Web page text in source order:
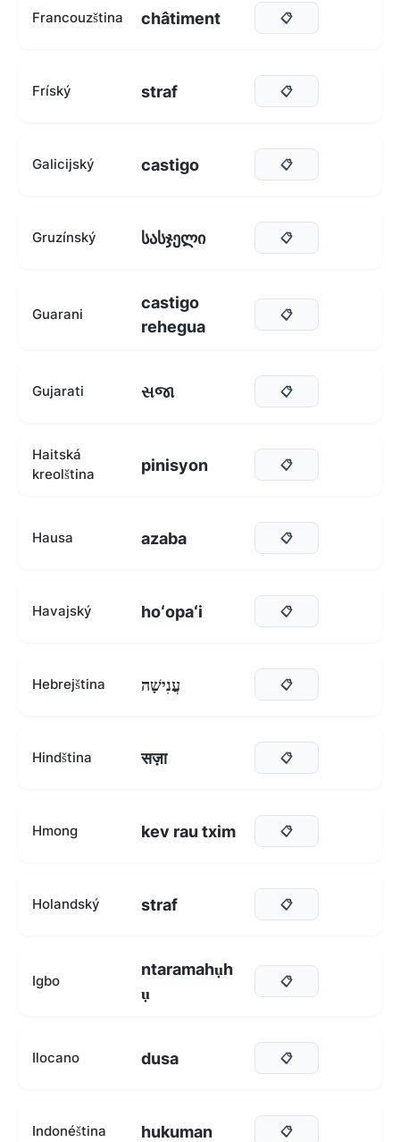
Francouzština châtiment 📋
Fríský straf 📋
Galicijský castigo 📋
Gruzínský სასჯელი 📋
Guarani
castigo
rehegua
📋
Gujarati સજા 📋
Haitská
kreolština
pinisyon 📋
Hausa azaba 📋
Havajský hoʻopaʻi 📋
Hebrejština עֲנִישָׁה 📋
Hindština सज़ा 📋
Hmong kev rau txim 📋
Holandský straf 📋
Igbo
ntaramahụh
ụ
📋
Ilocano dusa 📋
Indonéština hukuman 📋